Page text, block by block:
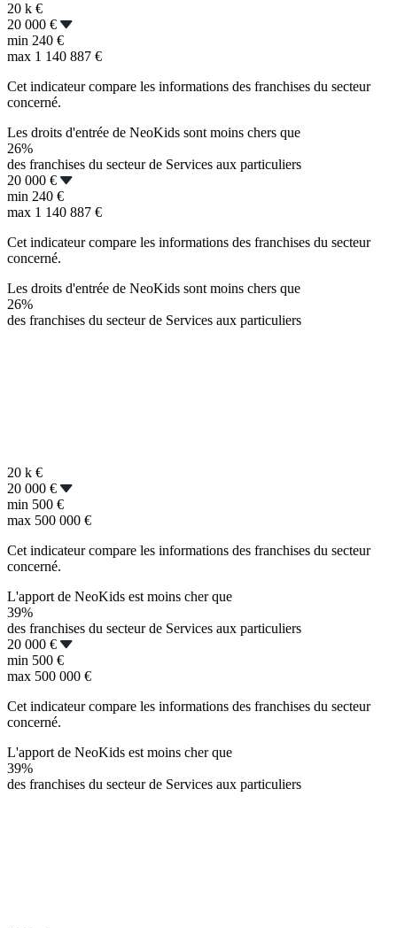
20 k €
20 000 €
min 240 €
max 1 140 887 €
Cet indicateur compare les informations des franchises du secteur
concerné.
Les droits d'entrée de NeoKids sont moins chers que
26%
des franchises du secteur de Services aux particuliers
20 000 €
min 240 €
max 1 140 887 €
Cet indicateur compare les informations des franchises du secteur
concerné.
Les droits d'entrée de NeoKids sont moins chers que
26%
des franchises du secteur de Services aux particuliers
20 k €
20 000 €
min 500 €
max 500 000 €
Cet indicateur compare les informations des franchises du secteur
concerné.
L'apport de NeoKids est moins cher que
39%
des franchises du secteur de Services aux particuliers
20 000 €
min 500 €
max 500 000 €
Cet indicateur compare les informations des franchises du secteur
concerné.
L'apport de NeoKids est moins cher que
39%
des franchises du secteur de Services aux particuliers